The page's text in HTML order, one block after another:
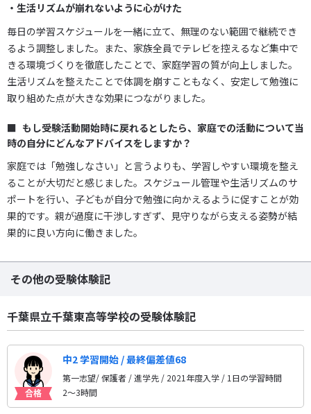
・生活リズムが崩れないように心がけた
毎日の学習スケジュールを一緒に立て、無理のない範囲で継続でき
るよう調整しました。また、家族全員でテレビを控えるなど集中で
きる環境づくりを徹底したことで、家庭学習の質が向上しました。
生活リズムを整えたことで体調を崩すこともなく、安定して勉強に
取り組めた点が大きな効果につながりました。
もし受験活動開始時に戻れるとしたら、家庭での活動について当
時の自分にどんなアドバイスをしますか？
家庭では「勉強しなさい」と言うよりも、学習しやすい環境を整え
ることが大切だと感じました。スケジュール管理や生活リズムのサ
ポートを行い、子どもが自分で勉強に向かえるように促すことが効
果的です。親が過度に干渉しすぎず、見守りながら支える姿勢が結
果的に良い方向に働きました。
その他の受験体験記
千葉県立千葉東高等学校の受験体験記
中2 学習開始 / 最終偏差値68
第一志望/ 保護者 / 進学先/ 2021年度入学 / 1日の学習時間
2〜3時間